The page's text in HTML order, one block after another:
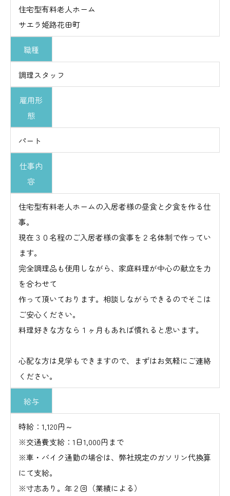
住宅型有料老人ホーム
サエラ姫路花田町
職種
調理スタッフ
雇用形
態
パート
仕事内
容
住宅型有料老人ホームの入居者様の昼食と夕食を作る仕
事。
現在３０名程のご入居者様の食事を２名体制で作ってい
ます。
完全調理品も使用しながら、家庭料理が中心の献立を力
を合わせて
作って頂いております。相談しながらできるのでそこは
ご安心ください。
料理好きな方なら１ヶ月もあれば慣れると思います。
心配な方は見学もできますので、まずはお気軽にご連絡
ください。
給与
時給：1,120円～
※交通費支給：1日1,000円まで
※車・バイク通勤の場合は、弊社規定のガソリン代換算
にて支給。
※寸志あり。年２回（業績による）